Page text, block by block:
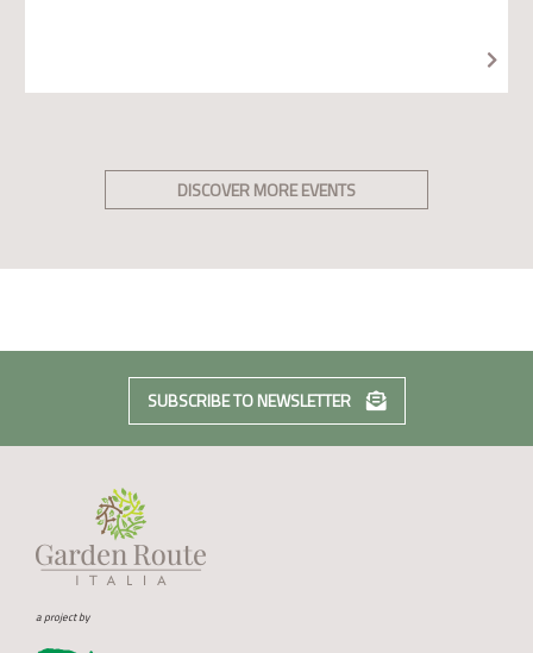
DISCOVER MORE EVENTS
SUBSCRIBE TO NEWSLETTER
a project by